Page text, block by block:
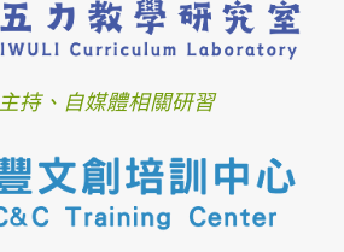
持、自媒體相關研習